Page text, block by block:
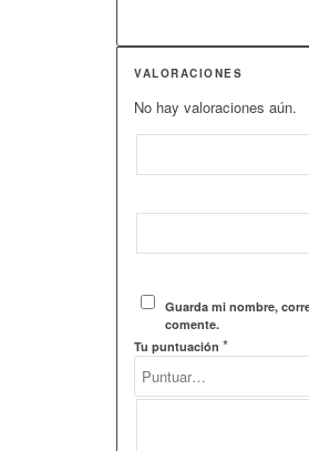
VALORACIONES
No hay valoraciones aún.
Guarda mi nombre,
comente.
Tu puntuación*